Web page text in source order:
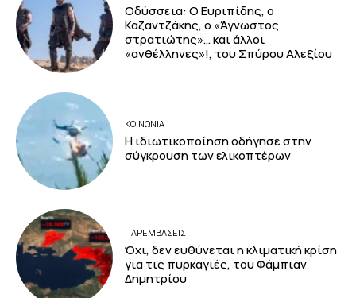
Οδύσσεια: Ο Ευριπίδης, ο
Καζαντζάκης, ο «Άγνωστος
στρατιώτης»… και άλλοι
«ανθέλληνες»!, του Σπύρου Αλεξίου
ΚΟΙΝΩΝΙΑ
Η ιδιωτικοποίηση οδήγησε στην
σύγκρουση των ελικοπτέρων
ΠΑΡΕΜΒΑΣΕΙΣ
Όχι, δεν ευθύνεται η κλιματική κρίση
για τις πυρκαγιές, του Φάμπιαν
Δημητρίου